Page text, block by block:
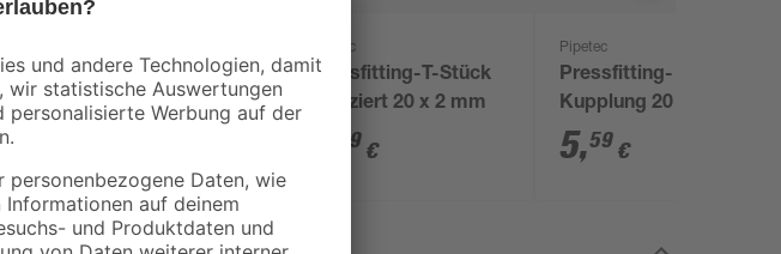
Pressfitting-
Übergang Ø 20 x 2,0
Pipetec
Pressfitting-T-Stück
reduziert 20 x 2 mm
99 €
Pipetec
Pressfitting-
Kupplung 20 x 20 mm
5,59 €